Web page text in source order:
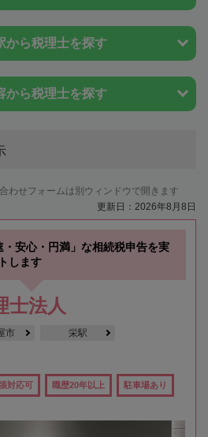
から税理士を探す
から税理士を探す
わせフォームは別ウィンドウで開きます
更新日：2026年8月8日
・安心・円満」な相続税申告を実
します
士法人
市 栄駅
対応可 職歴20年以上 駐車場あり